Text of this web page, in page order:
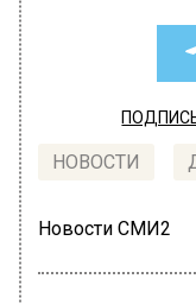
НОВОСТИ
Новости СМИ2